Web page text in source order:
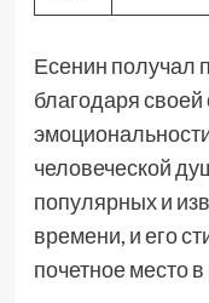
Есенин получал
благодаря своей
человеческой
популярных и
времени, и его
почетное место